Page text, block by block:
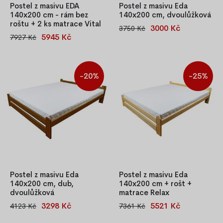
Postel z masivu EDA
140x200 cm - rám bez
roštu + 2 ks matrace Vital
Masivní postel Eda 140x200
matrace Vital ze středně tuhé
PUR pěny. Stabilní konstrukce
a přírodní design. Rošt není
součástí balení.
7927 Kč 5945 Kč
Postel z masivu Eda
140x200 cm, dvoulůžková
Dvoulůžková postel Eda
Lakovaná bezbarvým
netoxickým lakem, volitelně v
moření (olše, ořech, dub).
Včetně středové podpěrné
nohy pro vyšší nosnost. Rošt
a matrace nejsou součástí.
3750 Kč 3000 Kč
-20%
Postel z masivu Eda
140x200 cm, dub,
dvoulůžková
Stylová dvoulůžková postel
4123 Kč 3298 Kč
-25%
Postel z masivu Eda
140x200 cm + rošt +
matrace Relax
Postel Eda 140x200 cm z
7361 Kč 5521 Kč